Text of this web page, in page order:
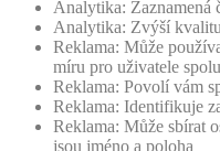
Analytika: Zaznamená
Analytika: Zvýší
Reklama: Může
míru pro uživatele
Reklama: Povolí vám
Reklama: Identifikuje
Reklama: Může sbírat
jsou jméno a poloha